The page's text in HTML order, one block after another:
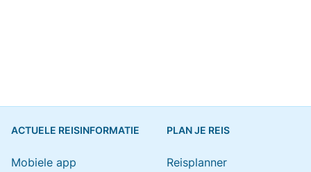
ACTUELE REISINFORMATIE
Mobiele app
PLAN JE REIS
Reisplanner